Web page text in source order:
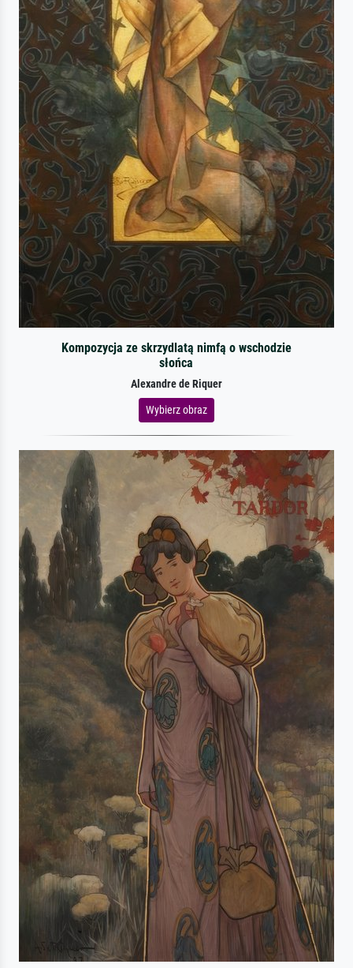
Kompozycja ze skrzydlatą nimfą o wschodzie
słońca
Alexandre de Riquer
Wybierz obraz